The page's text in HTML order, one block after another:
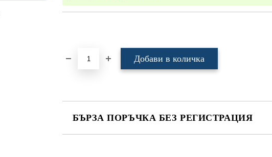
БЪРЗА ПОРЪЧКА БЕЗ РЕГИСТРАЦИЯ